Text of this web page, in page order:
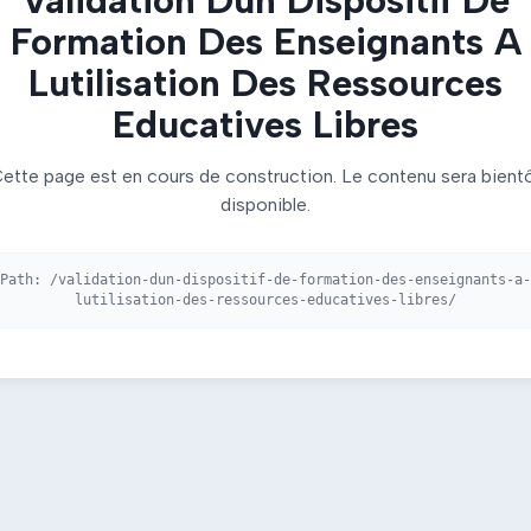
Formation Des Enseignants A
Lutilisation Des Ressources
Educatives Libres
page est en cours de construction. Le contenu sera
disponible.
Path: /validation-dun-dispositif-de-formation-des-enseignants-a-
lutilisation-des-ressources-educatives-libres/